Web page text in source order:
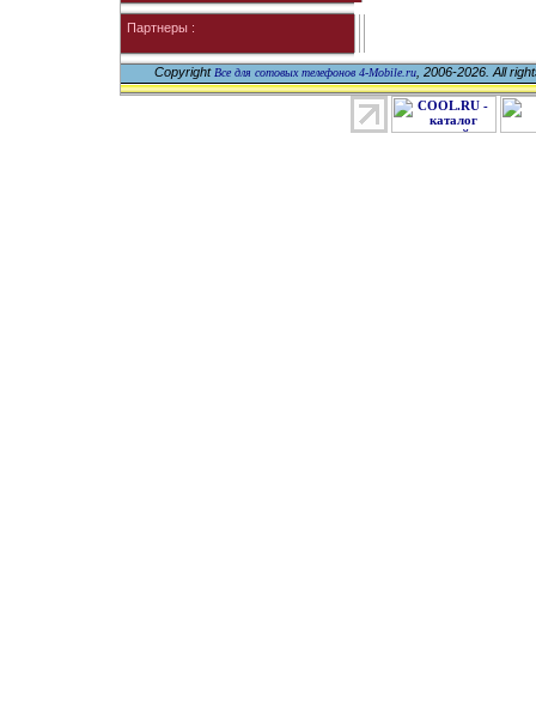
Партнеры :
Copyright Все для сотовых телефонов 4-Mobile.ru, 2006-2026. All